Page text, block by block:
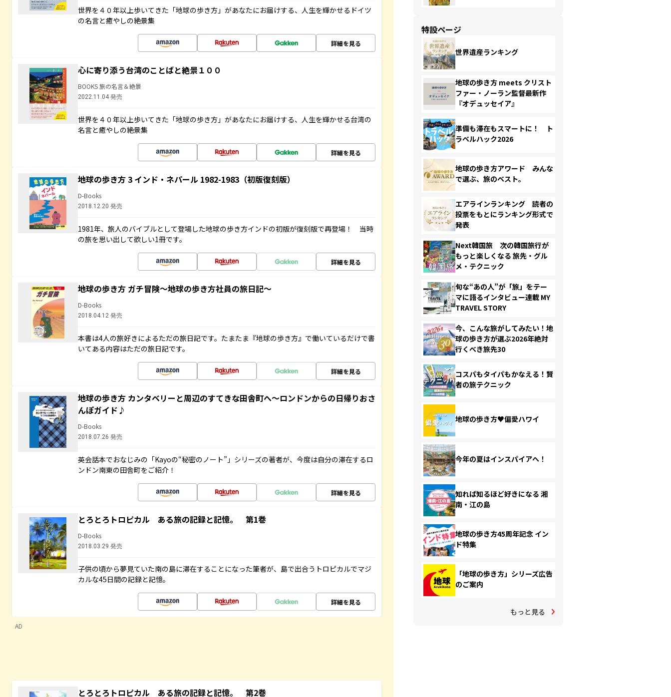
世界を４０年以上歩いてきた「地球の歩き方」があなたにお届けする、人生を輝かせるドイツ
の名言と癒やしの絶景集
詳細を見る
心に寄り添う台湾のことばと絶景１００
BOOKS 旅の名言＆絶景
2022.11.04 発売
世界を４０年以上歩いてきた「地球の歩き方」があなたにお届けする、人生を輝かせる台湾の
名言と癒やしの絶景集
詳細を見る
地球の歩き方 3 インド・ネパール 1982-1983（初版復刻版）
D-Books
2018.12.20 発売
1981年、旅人のバイブルとして登場した地球の歩き方インドの初版が復刻版で再登場！ 当時
の旅を思い出して欲しい1冊です。
詳細を見る
地球の歩き方 ガチ冒険～地球の歩き方社員の旅日記～
D-Books
2018.04.12 発売
本書は4人の旅好きによるただの旅日記です。たまたま『地球の歩き方』で働いているだけで書
いてある内容はただの旅日記です。
詳細を見る
地球の歩き方 カンタベリーと周辺のすてきな田舎町へ～ロンドンからの日帰りおさ
んぽガイド♪
D-Books
2018.07.26 発売
英会話本でおなじみの「Kayoの“秘密のノート”」シリーズの著者が、今度は自分の滞在するロ
ンドン南東の田舎町をご紹介！
詳細を見る
とろとろトロピカル ある旅の記録と記憶。 第1巻
D-Books
2018.03.29 発売
子供の頃から夢見ていた南の島に滞在することになった筆者が、島で出合うトロピカルでマジ
カルな45日間の記録と記憶。
詳細を見る
AD
とろとろトロピカル ある旅の記録と記憶。 第2巻
特設ページ
世界遺産ランキング
地球の歩き方 meets クリスト
ファー・ノーラン監督最新作
『オデュッセイア』
準備も滞在もスマートに！ ト
ラベルハック2026
地球の歩き方アワード みんな
で選ぶ、旅のベスト。
エアラインランキング 読者の
投票をもとにランキング形式で
発表
Next韓国旅 次の韓国旅行が
もっと楽しくなる 旅先・グル
メ・テクニック
旬な“あの人”が「旅」をテー
マに語るインタビュー連載 MY
TRAVEL STORY
今、こんな旅がしてみたい！地
球の歩き方が選ぶ2026年絶対
行くべき旅先30
コスパもタイパもかなえる！賢
者の旅テクニック
地球の歩き方♥偏愛ハワイ
今年の夏はインスパイアへ！
知れば知るほど好きになる 湘
南・江の島
地球の歩き方45周年記念 イン
ド特集
「地球の歩き方」シリーズ広告
のご案内
もっと見る